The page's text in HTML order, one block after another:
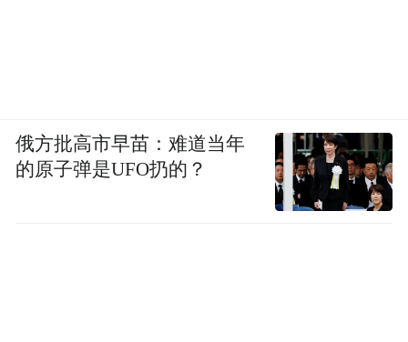
俄方批高市早苗：难道当年
的原子弹是UFO扔的？